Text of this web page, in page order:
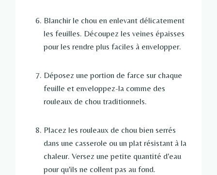
Blanchir le chou en enlevant délicatement
les feuilles. Découpez les veines épaisses
pour les rendre plus faciles à envelopper.
Déposez une portion de farce sur chaque
feuille et enveloppez-la comme des
rouleaux de chou traditionnels.
Placez les rouleaux de chou bien serrés
dans une casserole ou un plat résistant à la
chaleur. Versez une petite quantité d'eau
pour qu'ils ne collent pas au fond.